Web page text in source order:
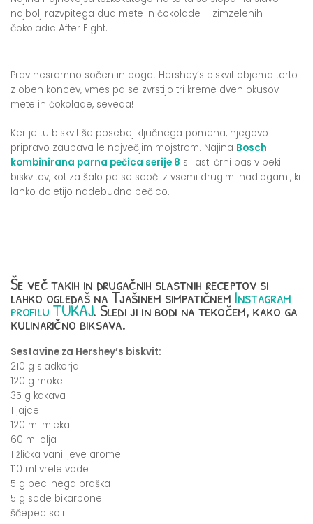
najbolj razvpitega dua mete in čokolade – zimzelenih
čokoladic After Eight.
Prav nesramno sočen in bogat Hershey’s biskvit objema torto
z obeh koncev, vmes pa se zvrstijo tri kreme dveh okusov –
mete in čokolade, seveda!
Ker je tu biskvit še posebej ključnega pomena, njegovo
pripravo zaupava le največjim mojstrom. Najina Bosch
kombinirana parna pečica serije 8 si lasti črni pas v peki
biskvitov, kot za šalo pa se sooči z vsemi drugimi nadlogami, ki
lahko doletijo nadebudno pečico.
Še več takih in drugačnih slastnih receptov si
lahko ogledaš na Tjašinem simpatičnemInstagram
profilu TUKAJ. Sledi ji in bodi na tekočem, kako ga
kulinarično biksava.
Sestavine za Hershey’s biskvit:
210 g sladkorja
120 g moke
35 g kakava
1 jajce
120 ml mleka
60 ml olja
1 žlička vanilijeve arome
110 ml vrele vode
5 g pecilnega praška
5 g sode bikarbone
ščepec soli